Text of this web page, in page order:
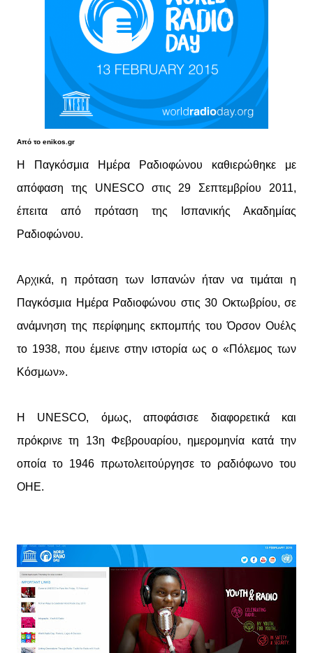
Από το enikos.gr
Η Παγκόσμια Ημέρα Ραδιοφώνου καθιερώθηκε με
απόφαση της UNESCO στις 29 Σεπτεμβρίου 2011,
έπειτα από πρόταση της Ισπανικής Ακαδημίας
Ραδιοφώνου.
Αρχικά, η πρόταση των Ισπανών ήταν να τιμάται η
Παγκόσμια Ημέρα Ραδιοφώνου στις 30 Οκτωβρίου, σε
ανάμνηση της περίφημης εκπομπής του Όρσον Ουέλς
το 1938, που έμεινε στην ιστορία ως ο «Πόλεμος των
Κόσμων».
Η UNESCO, όμως, αποφάσισε διαφορετικά και
πρόκρινε τη 13η Φεβρουαρίου, ημερομηνία κατά την
οποία το 1946 πρωτολειτούργησε το ραδιόφωνο του
ΟΗΕ.